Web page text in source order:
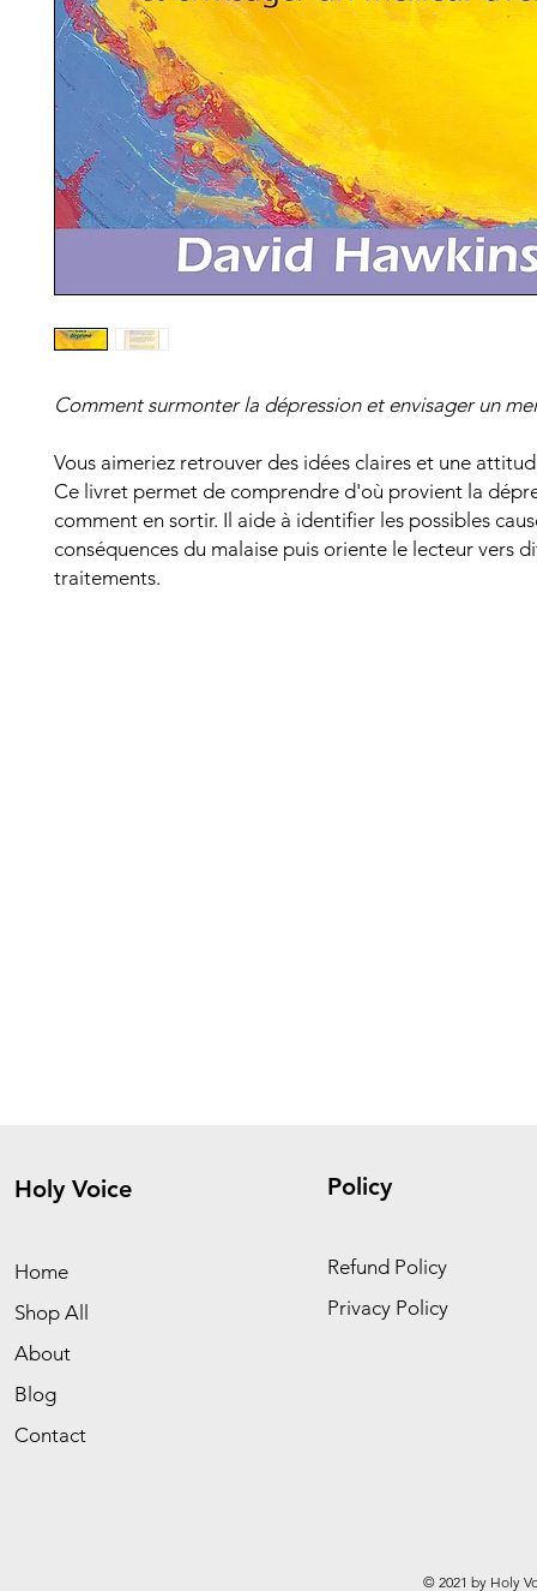
Comment surmonter la dépression et envisager un
Vous aimeriez retrouver des idées claires et une
Ce livret permet de comprendre d'où provient la
comment en sortir. Il aide à identifier les possibles
conséquences du malaise puis oriente le lecteur vers
traitements.
Holy Voice
Home
Shop All
About
Blog
Contact
Policy
Refund Policy
Privacy Policy
© 2021 by Holy